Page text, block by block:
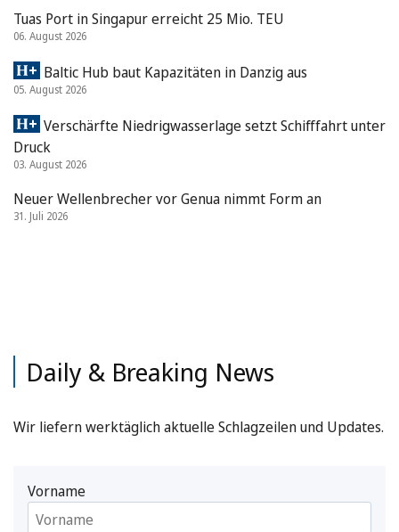
Tuas Port in Singapur erreicht 25 Mio. TEU
06. August 2026
Baltic Hub baut Kapazitäten in Danzig aus
05. August 2026
Verschärfte Niedrigwasserlage setzt Schifffahrt unter
Druck
03. August 2026
Neuer Wellenbrecher vor Genua nimmt Form an
31. Juli 2026
Daily & Breaking News
Wir liefern werktäglich aktuelle Schlagzeilen und Updates.
Vorname